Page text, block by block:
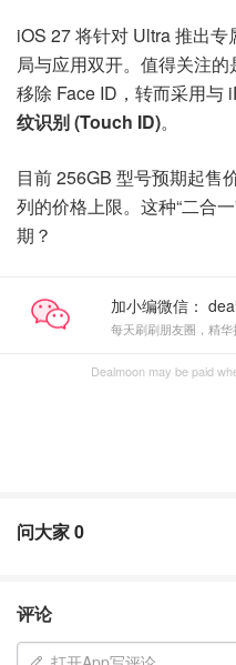
iOS 27 将针对 Ultra 推出
局与应用双开。值得关注
移除 Face ID，转而采用与
纹识别 (Touch ID)。
目前 256GB 型号预期起售
列的价格上限。这种“二合
期？
加小编微信：
每天刷刷朋友圈，精
Dealmoon may be paid
问大家0
评论